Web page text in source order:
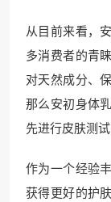
从目前来看，
多消费者的青
对天然成分、
那么安初身体
先进行皮肤测
作为一个经验
获得更好的护